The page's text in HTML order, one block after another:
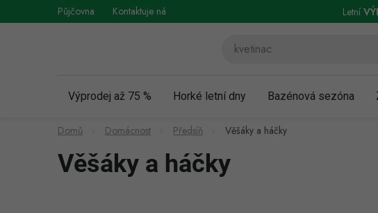
na
Půjčovna Kontaktuje nás Vrácení a reklamace
Letní
Výprodej až 75 % Horké letní dny Bazénová sezóna
Domů Domácnost Předsíň Věšáky a háčky
Věšáky a háčky